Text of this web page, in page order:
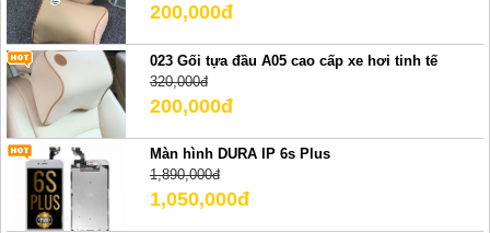
200,000đ
023 Gối tựa đầu A05 cao cấp xe hơi tinh tế
320,000đ
200,000đ
Màn hình DURA IP 6s Plus
1,890,000đ
1,050,000đ